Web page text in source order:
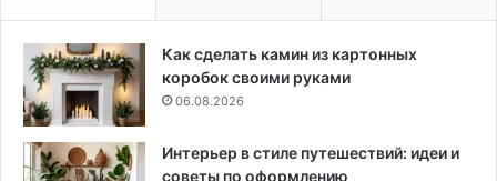
Как сделать камин из картонных
коробок своими руками
06.08.2026
Интерьер в стиле путешествий: идеи и
советы по оформлению